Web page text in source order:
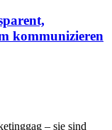
kommunizieren
– sie sind